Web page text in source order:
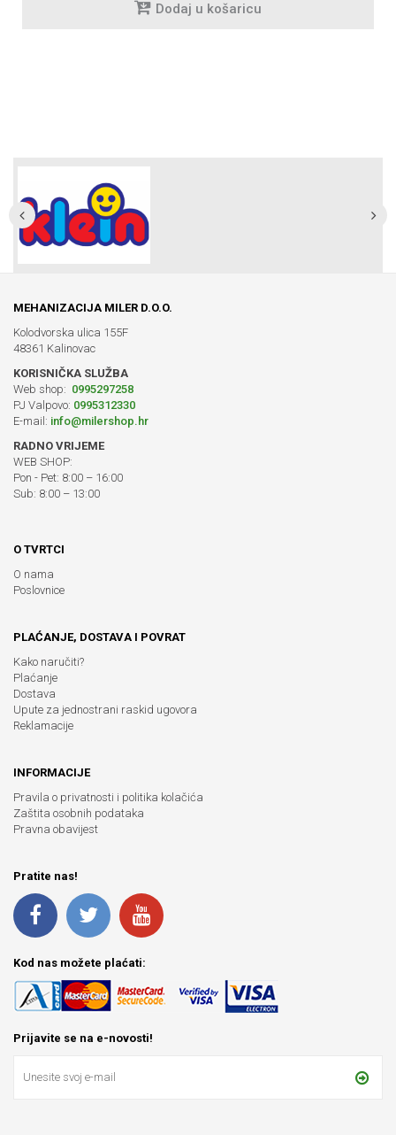
Dodaj u košaricu
MEHANIZACIJA MILER D.O.O.
Kolodvorska ulica 155F
48361 Kalinovac
KORISNIČKA SLUŽBA
Web shop: 0995297258
PJ Valpovo: 0995312330
E-mail: info@milershop.hr
RADNO VRIJEME
WEB SHOP:
Pon - Pet: 8:00 – 16:00
Sub: 8:00 – 13:00
O TVRTCI
O nama
Poslovnice
PLAĆANJE, DOSTAVA I POVRAT
Kako naručiti?
Plaćanje
Dostava
Upute za jednostrani raskid ugovora
Reklamacije
INFORMACIJE
Pravila o privatnosti i politika kolačića
Zaštita osobnih podataka
Pravna obavijest
Pratite nas!
Kod nas možete plaćati:
Prijavite se na e-novosti!